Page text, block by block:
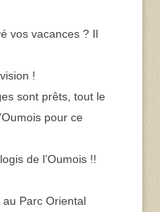
vos vacances ? Il
!
sont prêts, tout le
pour ce
de l’Oumois !!
Parc Oriental